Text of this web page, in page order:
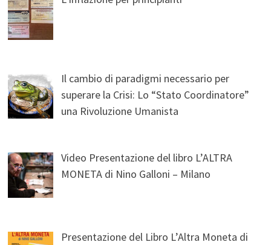
Il cambio di paradigmi necessario per
superare la Crisi: Lo “Stato Coordinatore”
una Rivoluzione Umanista
Video Presentazione del libro L’ALTRA
MONETA di Nino Galloni – Milano
Presentazione del Libro L’Altra Moneta di